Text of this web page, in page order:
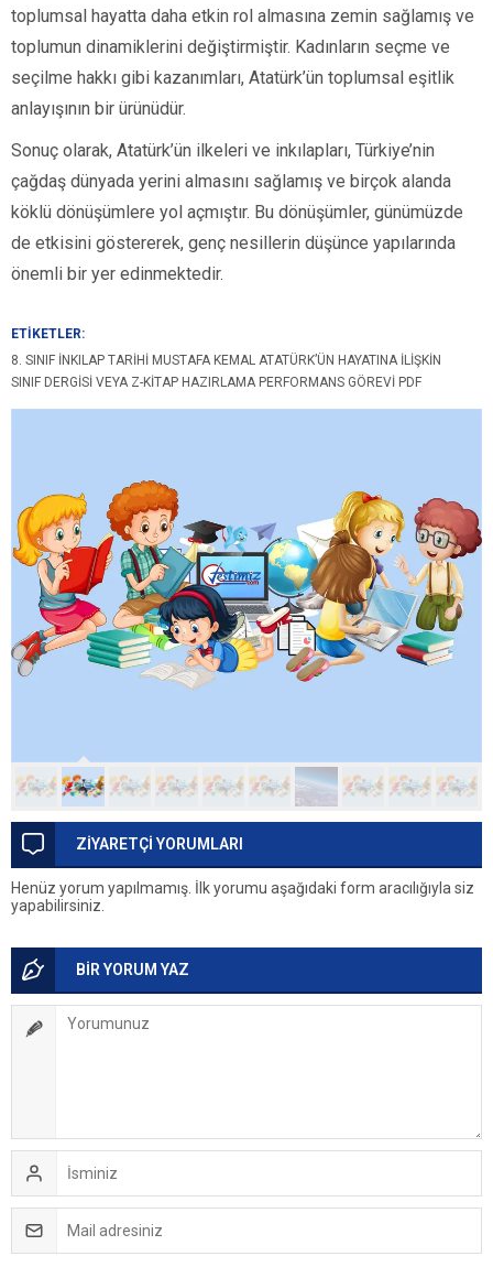
toplumsal hayatta daha etkin rol almasına zemin sağlamış ve
toplumun dinamiklerini değiştirmiştir. Kadınların seçme ve
seçilme hakkı gibi kazanımları, Atatürk’ün toplumsal eşitlik
anlayışının bir ürünüdür.
Sonuç olarak, Atatürk’ün ilkeleri ve inkılapları, Türkiye’nin
çağdaş dünyada yerini almasını sağlamış ve birçok alanda
köklü dönüşümlere yol açmıştır. Bu dönüşümler, günümüzde
de etkisini göstererek, genç nesillerin düşünce yapılarında
önemli bir yer edinmektedir.
ETİKETLER:
8. SINIF İNKILAP TARIHI MUSTAFA KEMAL ATATÜRK’ÜN HAYATINA İLIŞKIN
SINIF DERGISI VEYA Z-KITAP HAZIRLAMA PERFORMANS GÖREVI PDF
ZİYARETÇİ YORUMLARI
Henüz yorum yapılmamış. İlk yorumu aşağıdaki form aracılığıyla siz
yapabilirsiniz.
BİR YORUM YAZ